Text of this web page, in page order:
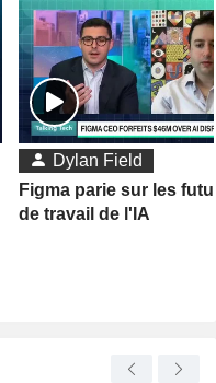
Dylan Field
Figma parie sur les
de travail de l'IA